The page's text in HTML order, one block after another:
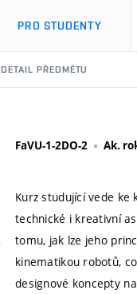
PRO STUDENTY
DETAIL PŘEDMĚTU
FaVU-1-2DO-2 Ak.
Kurz studující vede
technické i kreativní
tomu, jak lze jeho
kinematikou robotů,
designové koncepty